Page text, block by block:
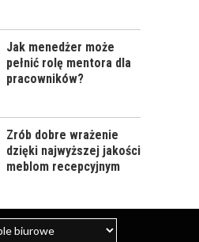
Jak menedżer może
pełnić rolę mentora dla
pracowników?
Zrób dobre wrażenie
dzięki najwyższej jakości
meblom recepcyjnym